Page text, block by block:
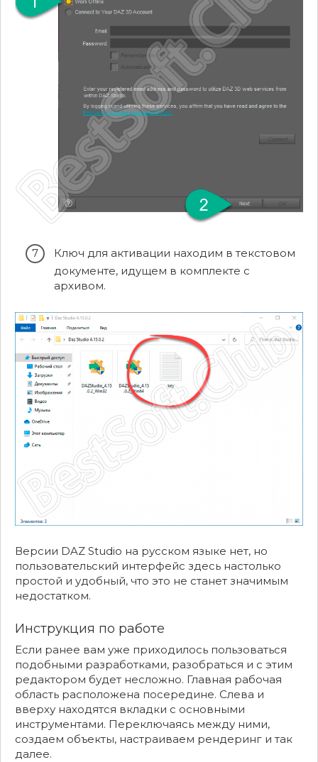
Ключ для активации находим в текстовом
документе, идущем в комплекте с
архивом.
Версии DAZ Studio на русском языке нет, но
пользовательский интерфейс здесь настолько
простой и удобный, что это не станет значимым
недостатком.
Инструкция по работе
Если ранее вам уже приходилось пользоваться
подобными разработками, разобраться и с этим
редактором будет несложно. Главная рабочая
область расположена посередине. Слева и
вверху находятся вкладки с основными
инструментами. Переключаясь между ними,
создаем объекты, настраиваем рендеринг и так
далее.